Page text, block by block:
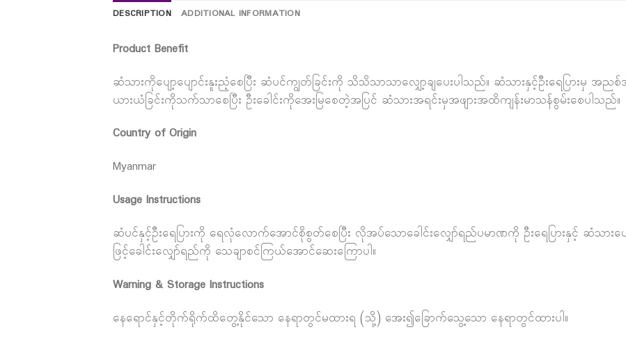
DESCRIPTION ADDITIONAL INFORMATION
Product Benefit
ဆံသားကိုပျော့ပျောင်းနူးညံ့စေပြီး ဆံပင်ကျွတ်ခြင်းကို သိသိသာသာလျှော့ချပေးပါသည်။ ဆံသားနှင့်ဦးရေပြားမှ အညစ်အ
ယားယံခြင်းကိုသက်သာစေပြီး ဦးခေါင်းကိုအေးမြစေတဲ့အပြင် ဆံသားအရင်းမှအဖျားအထိကျန်းမာသန်စွမ်းစေပါသည်။
Country of Origin
Myanmar
Usage Instructions
ဆံပင်နှင့်ဦးရေပြားကို ရေလုံလောက်အောင်စိုစွတ်စေပြီး လိုအပ်သောခေါင်းလျှော်ရည်ပမာဏကို ဦးရေပြားနှင့် ဆံသားပ
ဖြင့်ခေါင်းလျှော်ရည်ကို သေချာစင်ကြယ်အောင်ဆေးကြောပါ။
Warning & Storage Instructions
နေရောင်နှင့်တိုက်ရိုက်ထိတွေ့နိုင်သော နေရာတွင်မထားရ (သို့) အေး၍ခြောက်သွေ့သော နေရာတွင်ထားပါ။